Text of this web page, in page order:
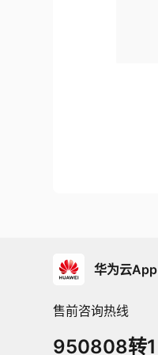
华为云App
售前咨询热线
950808转1